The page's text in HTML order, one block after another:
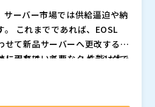
サーバー市場では供給逼迫や納
これまでであれば、EOSL
せて新品サーバーへ更改するこ
し現在は、必要なタイミングで
るとは限らず、更改計画や新
に入れていても、 ・性能は本
で業務利用に耐えられるのか